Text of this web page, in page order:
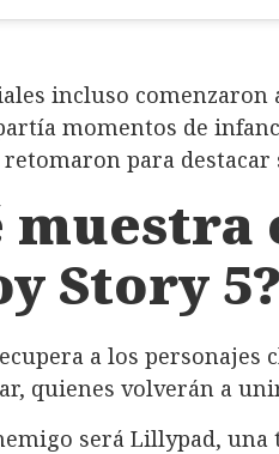
incluso
momentos de
para destacar
Story 5?
a los personajes
quienes volverán a
será Lillypad,